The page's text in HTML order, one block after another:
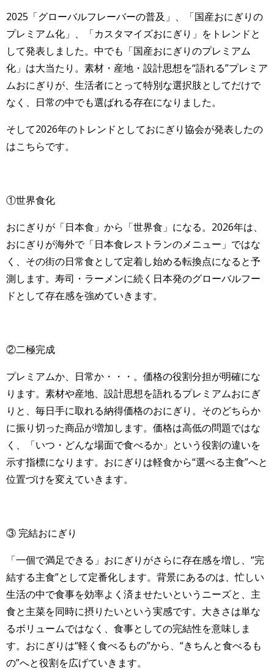
2025「グローバルフレーバーの普及」、「国産おにぎりの
プレミアム化」、「カスタマイズおにぎり」をトレンドと
して発表しました。中でも「国産おにぎりのプレミアム
化」は大当たり。素材・産地・設計思想を“語れる”プレミア
ムおにぎりが、生活者にとって特別な選択肢としてだけで
なく、日常の中でも選ばれる存在になりました。
そして2026年のトレンドとしておにぎり協会が発表したの
はこちらです。
①世界食化
おにぎりが「日本食」から「世界食」になる。2026年は、
おにぎりが海外で「日本食レストランのメニュー」ではな
く、その街の日常食として定着し始める転換点になると予
測します。寿司・ラーメンに続く日本発のグローバルフー
ドとして存在感を強めていきます。
②二極完成
プレミアムか、日常か・・・。価格の役割分担が明確にな
ります。素材や産地、設計思想を語れるプレミアムおにぎ
りと、毎日手に取れる納得価格のおにぎり。そのどちらか
に振り切った商品が増加します。価格は高低の問題ではな
く、「いつ・どんな場面で食べるか」という役割の違いを
示す指標になります。おにぎりは軽食から“選べる主食”へと
位置づけを変えていきます。
③ 完結おにぎり
「一個で満足できる」おにぎりがさらに存在感を増し、“完
結する主食”として定番化します。背景にあるのは、忙しい
生活の中で食事を効率よく済ませたいというニーズと、主
食と主菜を同時に摂りたいという実感です。大きさは単な
るボリュームではなく、食事としての完結性を意味しま
す。おにぎりは“軽く食べるもの”から、“きちんと食べるも
の”へと役割を広げていきます。